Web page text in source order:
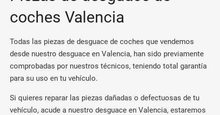
coches Valencia
Todas las piezas de desguace de coches que vendemos
desde nuestro desguace en Valencia, han sido previamente
comprobadas por nuestros técnicos, teniendo total garantía
para su uso en tu vehículo.
Si quieres reparar las piezas dañadas o defectuosas de tu
vehículo, acude a nuestro desguace en Valencia, estaremos